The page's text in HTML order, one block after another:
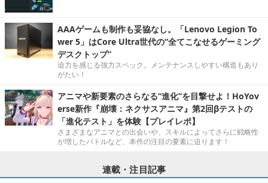
AAAゲームも制作も妥協なし。「Lenovo Legion To
wer 5」はCore Ultra世代の“全てこなせるゲーミング
デスクトップ”
迫力を感じる強力スペック。メンテナンスしやすい構造もあり
がたい！
アニマや新要素のさらなる“進化”を目撃せよ！HoYov
erse新作『崩壊：ネクサスアニマ』第2回βテストの
「進化テスト」を体験【プレイレポ】
さまざまなアニマとの出会いや、スキルによってさらに戦略性
が増したバトルなど、本作の注目の要素に迫ります！
連載・注目記事